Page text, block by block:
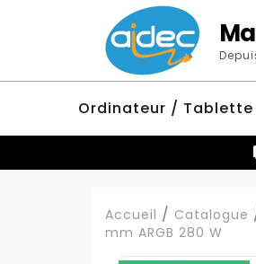
Ordinateur / Tablette
Accueil Catalogue
mm ARGB 280 W